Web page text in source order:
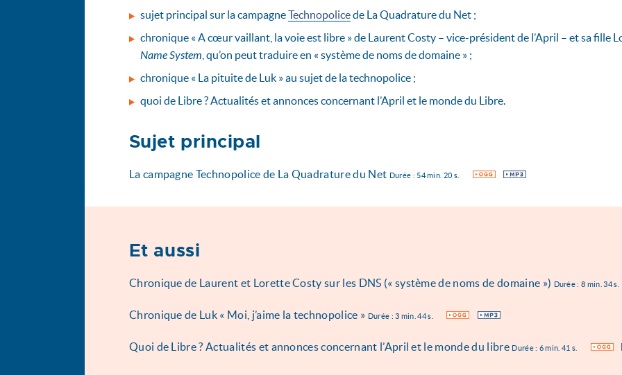
sujet principal sur la campagneTechnopolicede La Quadrature du Net ;
chronique « A cœur vaillant, la voie est libre » de Laurent Costy – vice-président de l’April – et sa fille
Name System , qu’on peut traduire en « système de noms de domaine » ;
chronique « La pituite de Luk » au sujet de la technopolice ;
quoi de Libre ? Actualités et annonces concernant l’April et le monde du Libre.
Sujet principal
La campagne Technopolice de La Quadrature du Net Durée : 54 min. 20 s. OGG MP3
Et aussi
Chronique de Laurent et Lorette Costy sur les DNS (« système de noms de domaine ») Durée : 8 min. 34 s.
Chronique de Luk « Moi, j’aime la technopolice » Durée : 3 min. 44 s. OGG MP3
Quoi de Libre ? Actualités et annonces concernant l’April et le monde du libre Durée : 6 min. 41 s. OGG